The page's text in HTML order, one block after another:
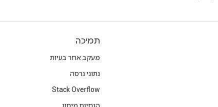
תמיכה
מעקב אחר בעיות
נתוני גרסה
Stack Overflow